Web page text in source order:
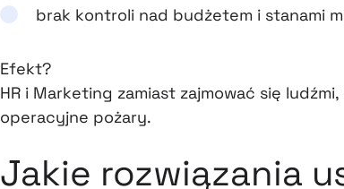
brak kontroli nad budżetem i stanami
Efekt?
HR i Marketing zamiast zajmować się
operacyjne pożary.
Jakie rozwiązania